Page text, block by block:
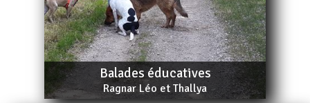
Balades éducatives
Ragnar Léo et Thallya